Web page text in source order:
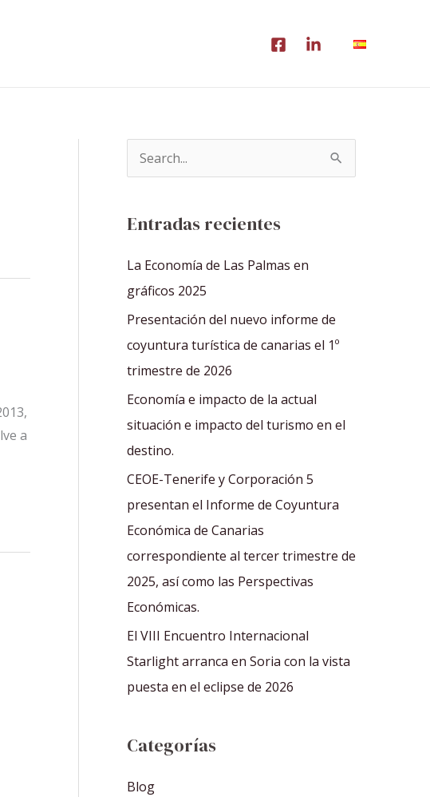
a
a
r
p
o
r
:
Entradas recientes
La Economía de Las Palmas en
gráficos 2025
Presentación del nuevo informe de
coyuntura turística de canarias el 1º
trimestre de 2026
Economía e impacto de la actual
situación e impacto del turismo en el
destino.
CEOE-Tenerife y Corporación 5
presentan el Informe de Coyuntura
Económica de Canarias
correspondiente al tercer trimestre de
2025, así como las Perspectivas
Económicas.
El VIII Encuentro Internacional
Starlight arranca en Soria con la vista
puesta en el eclipse de 2026
Categorías
Blog